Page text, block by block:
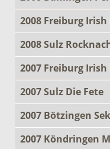
2008 Freiburg Irish
2008 Sulz
2007 Freiburg Irish
2007 Sulz Die Fete
2007 Bötzingen
2007 Köndringen